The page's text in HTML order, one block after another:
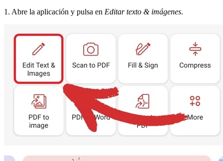
1. Abre la aplicación y pulsa en Editar texto & imágenes.